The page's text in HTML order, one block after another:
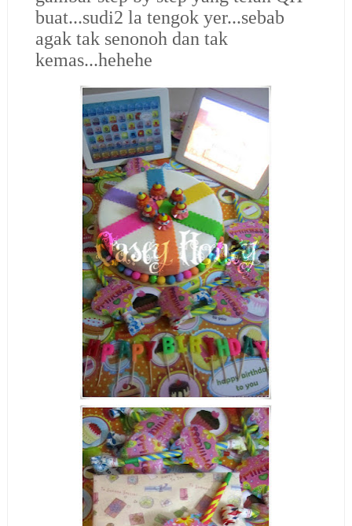
buat...sudi2 la tengok yer...sebab
agak tak senonoh dan tak
kemas...hehehe